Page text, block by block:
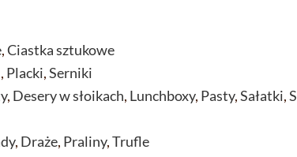
,Ciastka sztukowe
, Placki,Serniki
, Desery w słoikach, Lunchboxy, Pasty,Sałatki,
, Draże, Praliny,Trufle